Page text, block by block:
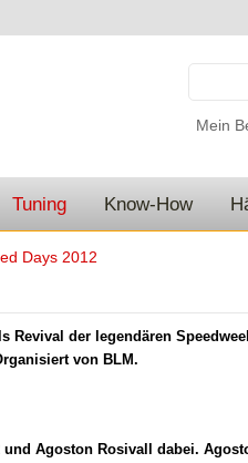
Mein
Tuning Know-How
Days 2012
Revival der legendären
von BLM.
Agoston Rosivall dabei.